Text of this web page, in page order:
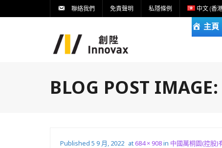
聯絡我們 免責聲明 私隱條例 中文 (香
主頁
BLOG POST IMAGE:
Published 5 9 月, 2022 at684 × 908in 中國萬桐園(控股)